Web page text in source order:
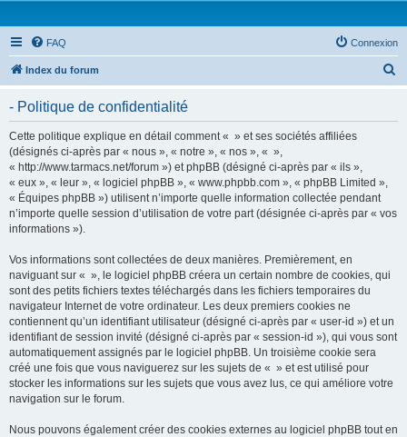
FAQ Connexion
Index du forum
- Politique de confidentialité
Cette politique explique en détail comment « » et ses sociétés affiliées
(désignés ci-après par « nous », « notre », « nos », « »,
« http://www.tarmacs.net/forum ») et phpBB (désigné ci-après par « ils »,
« eux », « leur », « logiciel phpBB », « www.phpbb.com », « phpBB Limited »,
« Équipes phpBB ») utilisent n’importe quelle information collectée pendant
n’importe quelle session d’utilisation de votre part (désignée ci-après par « vos
informations »).
Vos informations sont collectées de deux manières. Premièrement, en
naviguant sur « », le logiciel phpBB créera un certain nombre de cookies, qui
sont des petits fichiers textes téléchargés dans les fichiers temporaires du
navigateur Internet de votre ordinateur. Les deux premiers cookies ne
contiennent qu’un identifiant utilisateur (désigné ci-après par « user-id ») et un
identifiant de session invité (désigné ci-après par « session-id »), qui vous sont
automatiquement assignés par le logiciel phpBB. Un troisième cookie sera
créé une fois que vous naviguerez sur les sujets de « » et est utilisé pour
stocker les informations sur les sujets que vous avez lus, ce qui améliore votre
navigation sur le forum.
Nous pouvons également créer des cookies externes au logiciel phpBB tout en